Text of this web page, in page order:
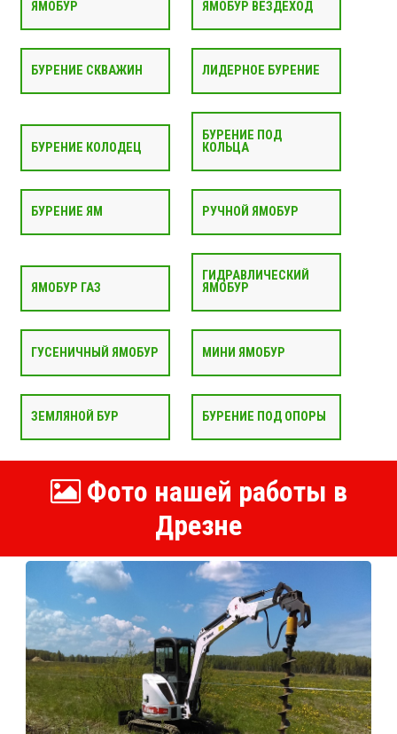
ЯМОБУР
ЯМОБУР ВЕЗДЕХОД
БУРЕНИЕ СКВАЖИН ЛИДЕРНОЕ БУРЕНИЕ
БУРЕНИЕ КОЛОДЕЦ
БУРЕНИЕ ПОД
КОЛЬЦА
БУРЕНИЕ ЯМ РУЧНОЙ ЯМОБУР
ЯМОБУР ГАЗ
ГИДРАВЛИЧЕСКИЙ
ЯМОБУР
ГУСЕНИЧНЫЙ ЯМОБУР МИНИ ЯМОБУР
ЗЕМЛЯНОЙ БУР БУРЕНИЕ ПОД ОПОРЫ
Фото нашей работы в
Дрезне